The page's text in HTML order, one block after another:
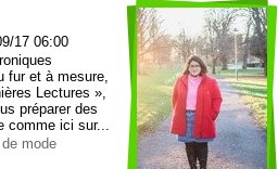
17 06:00
fur et à mesure,
Lectures »,
préparer des
ici sur...
mode